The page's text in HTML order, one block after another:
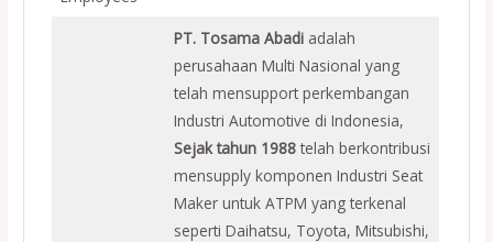
PT. Tosama Abadi adalah
perusahaan Multi Nasional yang
telah mensupport perkembangan
Industri Automotive di Indonesia,
Sejak tahun 1988 telah berkontribusi
mensupply komponen Industri Seat
Maker untuk ATPM yang terkenal
seperti Daihatsu, Toyota, Mitsubishi,